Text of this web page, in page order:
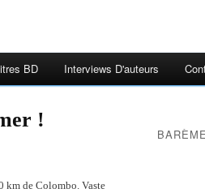
BD Interviews D'auteurs
!
km de Colombo. Vaste